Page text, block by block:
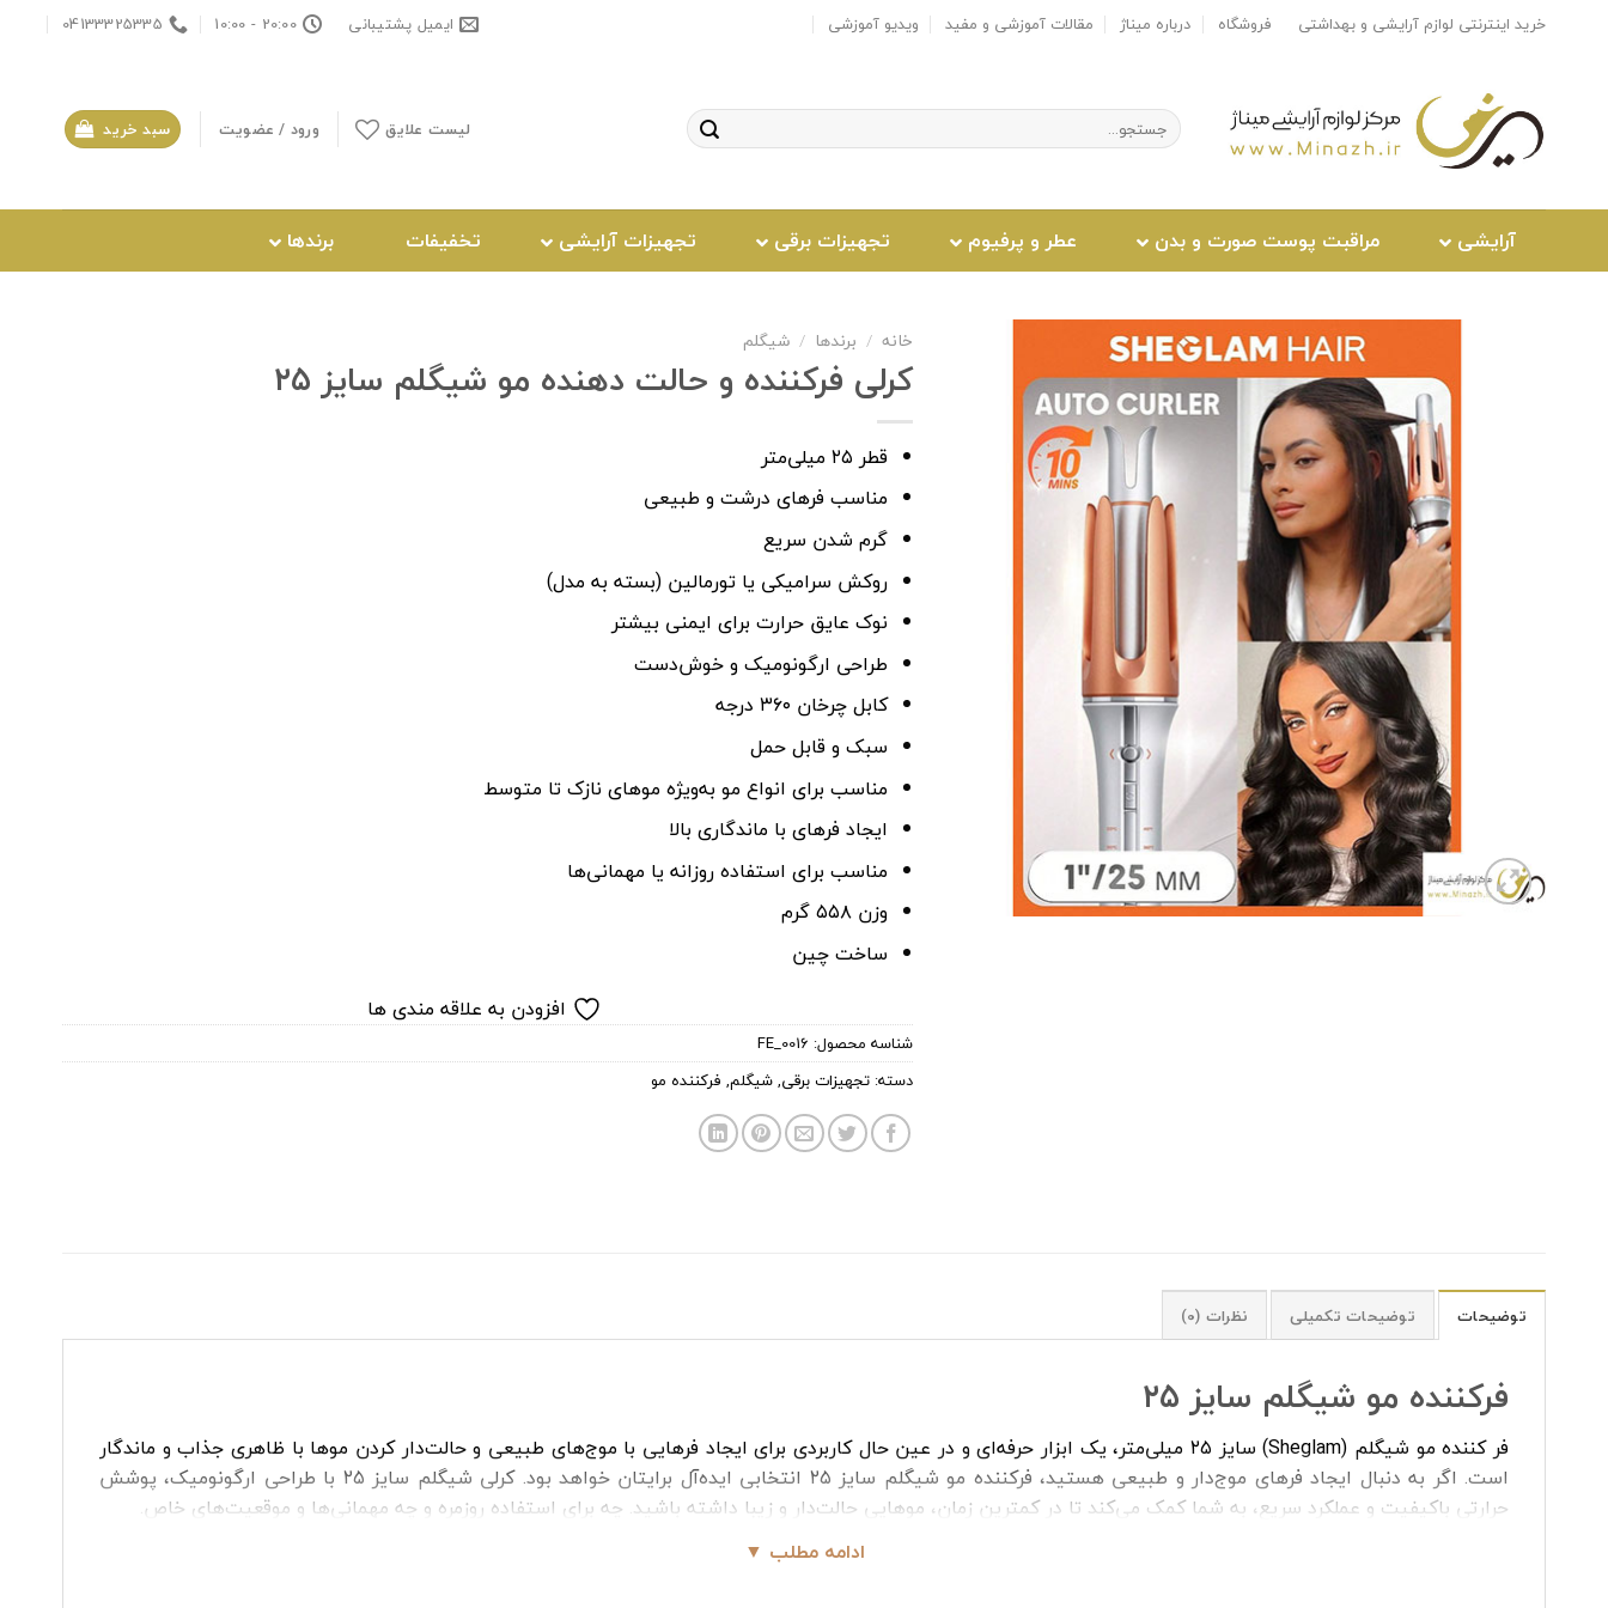
خرید اینترنتی لوازم آرایشی و بهداشتی فروشگاه درباره میناژ مقالات آموزشی و مفید ویدیو آموزشی ایمیل پشتیبانی 20:00 - 10:00
04133325335
جستجو
برای:
لیست علایق ورود / عضویت سبد خرید
آرایشی مراقبت پوست صورت و بدن عطر و پرفیوم تجهیزات برقی تجهیزات آرایشی تخفیفات برندها
خانه / برندها / شیگلم
کرلی فرکننده و حالت دهنده مو شیگلم سایز ۲۵
قطر ۲۵ میلی‌متر
مناسب فرهای درشت و طبیعی
گرم شدن سریع
روکش سرامیکی یا تورمالین (بسته به مدل)
نوک عایق حرارت برای ایمنی بیشتر
طراحی ارگونومیک و خوش‌دست
کابل چرخان ۳۶۰ درجه
سبک و قابل حمل
مناسب برای انواع مو به‌ویژه موهای نازک تا متوسط
ایجاد فرهای با ماندگاری بالا
مناسب برای استفاده روزانه یا مهمانی‌ها
وزن ۵۵۸ گرم
ساخت چین
افزودن به علاقه مندی ها
شناسه محصول: FE_0016
دسته:تجهیزات برقی,شیگلم, فرکننده مو
توضیحات توضیحات تکمیلی نظرات (0)
فرکننده مو شیگلم سایز ۲۵
فر کننده مو شیگلم (Sheglam) سایز ۲۵ میلی‌متر، یک ابزار حرفه‌ای و در عین حال کاربردی برای ایجاد فرهایی با موج‌های طبیعی و حالت‌دار کردن موها با ظاهری جذاب و ماندگار
است. اگر به دنبال ایجاد فرهای موج‌دار و طبیعی هستید، فرکننده مو شیگلم سایز ۲۵ انتخابی ایده‌آل برایتان خواهد بود. کرلی شیگلم سایز ۲۵ با طراحی ارگونومیک، پوشش
حرارتی باکیفیت و عملکرد سریع، به شما کمک می‌کند تا در کمترین زمان، موهایی حالت‌دار و زیبا داشته باشید. چه برای استفاده روزمره و چه مهمانی‌ها و موقعیت‌های خاص.
ادامه مطلب ▼